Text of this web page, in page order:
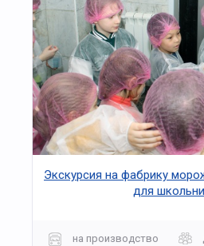
Экскурсия на фабрику
для
на производство